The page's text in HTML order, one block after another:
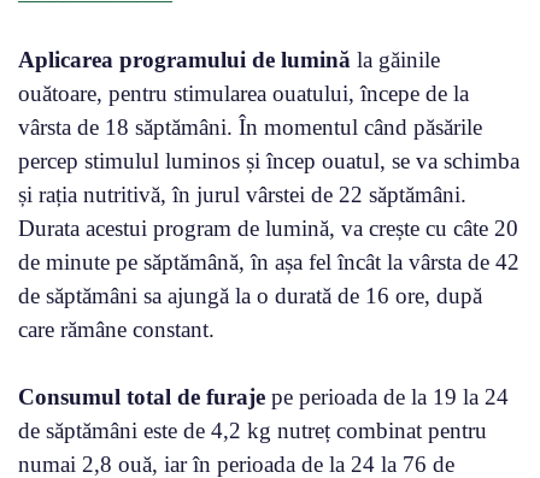
Aplicarea programului de lumină la găinile
ouătoare, pentru stimularea ouatului, începe de la
vârsta de 18 săptămâni. În momentul când păsările
percep stimulul luminos și încep ouatul, se va schimba
și rația nutritivă, în jurul vârstei de 22 săptămâni.
Durata acestui program de lumină, va crește cu câte 20
de minute pe săptămână, în așa fel încât la vârsta de 42
de săptămâni sa ajungă la o durată de 16 ore, după
care rămâne constant.
Consumul total de furaje pe perioada de la 19 la 24
de săptămâni este de 4,2 kg nutreț combinat pentru
numai 2,8 ouă, iar în perioada de la 24 la 76 de